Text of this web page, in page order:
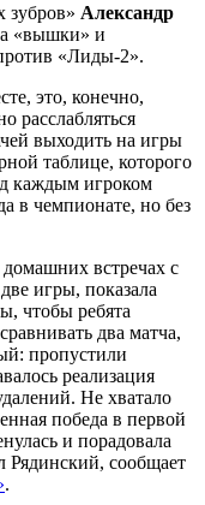
зубров» Александр
«вышки» и
«Лиды-2».
это, конечно,
расслабляться
выходить на игры
таблице, которого
каждым игроком
в чемпионате, но без
встречах с
игры, показала
чтобы ребята
два матча,
пропустили
реализация
Не хватало
победа в первой
и порадовала
Рядинский, сообщает
.